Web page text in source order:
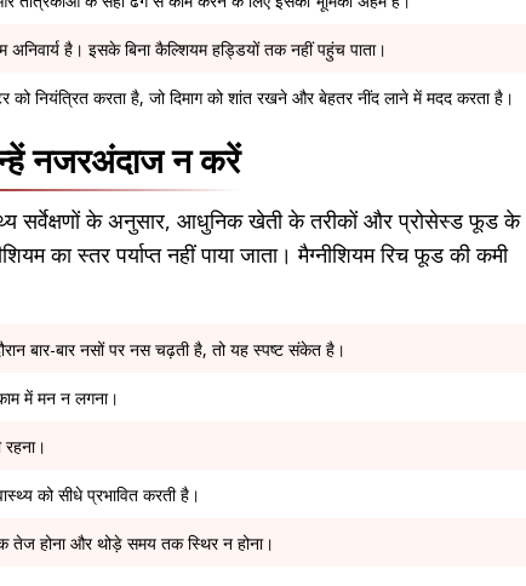
है। इसके बिना कैल्शियम हड्डियों तक नहीं पहुंच पाता।
को नियंत्रित करता है, जो दिमाग को शांत रखने और बेहतर नींद लाने में मदद करता है।
नजरअंदाज न करें
सर्वेक्षणों के अनुसार, आधुनिक खेती के तरीकों और प्रोसेस्ड फूड के
का स्तर पर्याप्त नहीं पाया जाता। मैग्नीशियम रिच फूड की कमी
बार-बार नसों पर नस चढ़ती है, तो यह स्पष्ट संकेत है।
में मन न लगना।
को सीधे प्रभावित करती है।
होना और थोड़े समय तक स्थिर न होना।